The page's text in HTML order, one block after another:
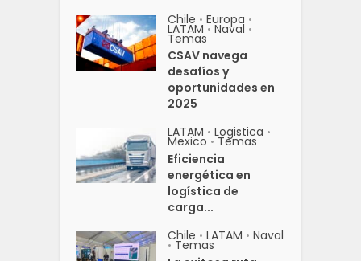
Chile • Europa •
LATAM • Naval •
Temas
CSAV navega
desafíos y
oportunidades en
2025
LATAM • Logistica •
Mexico • Temas
Eficiencia
energética en
logística de
carga...
Chile • LATAM • Naval
• Temas